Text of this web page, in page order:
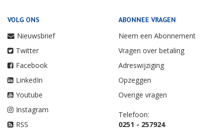
VOLG ONS
Nieuwsbrief
Twitter
Facebook
LinkedIn
Youtube
Instagram
RSS
ABONNEE VRAGEN
Neem een Abonnement
Vragen over betaling
Adreswijziging
Opzeggen
Overige vragen
Telefoon:
0251 - 257924